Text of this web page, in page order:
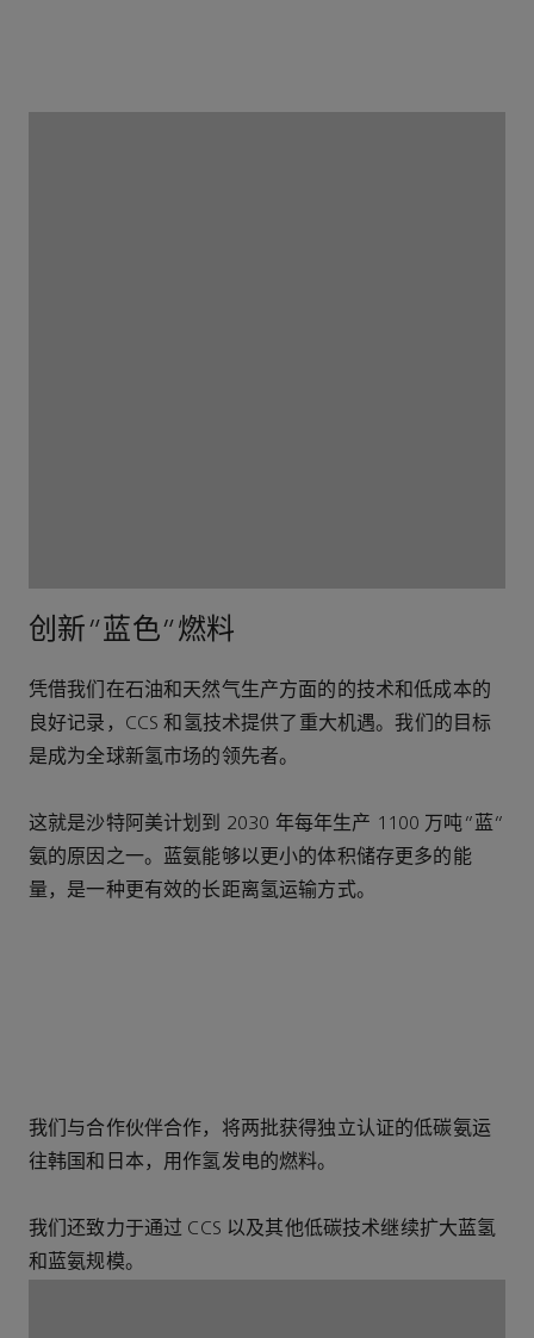
创新“蓝色”燃料
凭借我们在石油和天然气生产方面的的技术和低成本的
良好记录，CCS 和氢技术提供了重大机遇。我们的目标
是成为全球新氢市场的领先者。
这就是沙特阿美计划到 2030 年每年生产 1100 万吨“蓝”
氨的原因之一。蓝氨能够以更小的体积储存更多的能
量，是一种更有效的长距离氢运输方式。
我们与合作伙伴合作，将两批获得独立认证的低碳氨运
往韩国和日本，用作氢发电的燃料。
我们还致力于通过 CCS 以及其他低碳技术继续扩大蓝氢
和蓝氨规模。